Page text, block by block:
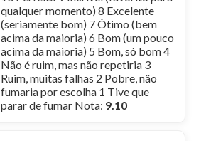
qualquer momento) 8 Excelente
(seriamente bom) 7 Ótimo (bem
acima da maioria) 6 Bom (um pouco
acima da maioria) 5 Bom, só bom 4
Não é ruim, mas não repetiria 3
Ruim, muitas falhas 2 Pobre, não
fumaria por escolha 1 Tive que
parar de fumar Nota: 9.10